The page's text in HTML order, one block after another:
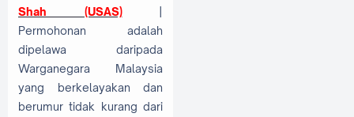
Shah (USAS)|
Permohonan adalah
dipelawa daripada
Warganegara Malaysia
yang berkelayakan dan
berumur tidak kurang dari